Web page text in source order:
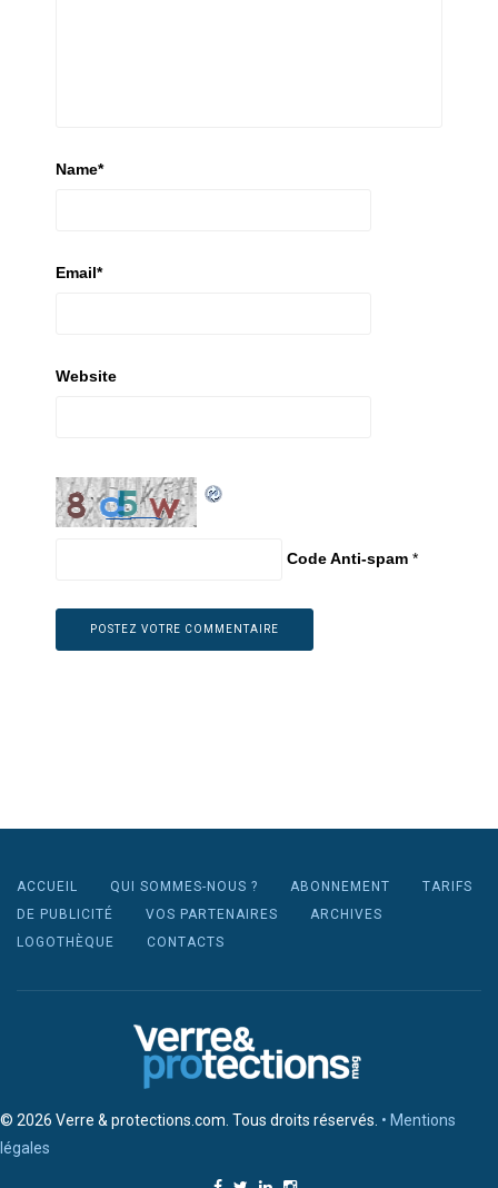
Name*
Email*
Website
Code Anti-spam *
ACCUEIL QUI SOMMES-NOUS ? ABONNEMENT
TARIFS
DE PUBLICITÉ
VOS PARTENAIRES
ARCHIVES
LOGOTHÈQUE
CONTACTS
© 2026 Verre & protections.com. Tous droits réservés. • Mentions
légales